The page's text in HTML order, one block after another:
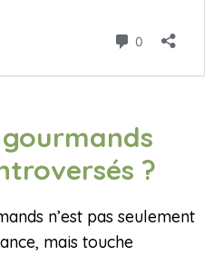
?
n’est pas seulement
mais touche